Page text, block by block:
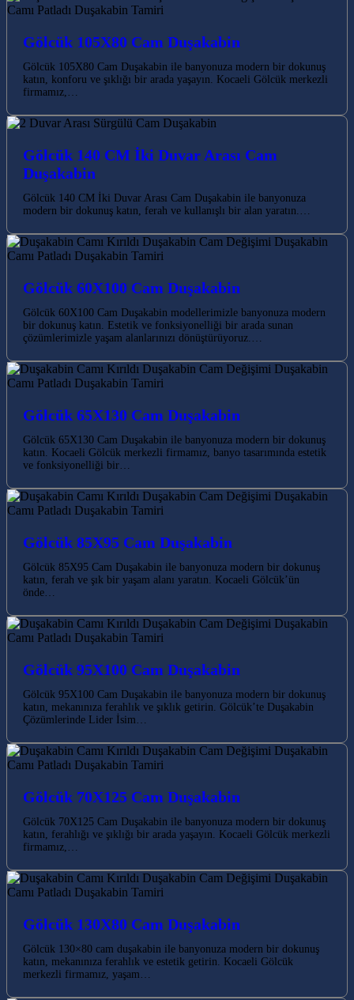
Gölcük 105X80 Cam Duşakabin
Gölcük 105X80 Cam Duşakabin ile banyonuza modern bir dokunuş
katın, konforu ve şıklığı bir arada yaşayın. Kocaeli Gölcük merkezli
firmamız,…
Gölcük 140 CM İki Duvar Arası Cam
Duşakabin
Gölcük 140 CM İki Duvar Arası Cam Duşakabin ile banyonuza
modern bir dokunuş katın, ferah ve kullanışlı bir alan yaratın.…
Gölcük 60X100 Cam Duşakabin
Gölcük 60X100 Cam Duşakabin modellerimizle banyonuza modern
bir dokunuş katın. Estetik ve fonksiyonelliği bir arada sunan
çözümlerimizle yaşam alanlarınızı dönüştürüyoruz.…
Gölcük 65X130 Cam Duşakabin
Gölcük 65X130 Cam Duşakabin ile banyonuza modern bir dokunuş
katın. Kocaeli Gölcük merkezli firmamız, banyo tasarımında estetik
ve fonksiyonelliği bir…
Gölcük 85X95 Cam Duşakabin
Gölcük 85X95 Cam Duşakabin ile banyonuza modern bir dokunuş
katın, ferah ve şık bir yaşam alanı yaratın. Kocaeli Gölcük’ün
önde…
Gölcük 95X100 Cam Duşakabin
Gölcük 95X100 Cam Duşakabin ile banyonuza modern bir dokunuş
katın, mekanınıza ferahlık ve şıklık getirin. Gölcük’te Duşakabin
Çözümlerinde Lider İsim…
Gölcük 70X125 Cam Duşakabin
Gölcük 70X125 Cam Duşakabin ile banyonuza modern bir dokunuş
katın, ferahlığı ve şıklığı bir arada yaşayın. Kocaeli Gölcük merkezli
firmamız,…
Gölcük 130X80 Cam Duşakabin
Gölcük 130×80 cam duşakabin ile banyonuza modern bir dokunuş
katın, mekanınıza ferahlık ve estetik getirin. Kocaeli Gölcük
merkezli firmamız, yaşam…